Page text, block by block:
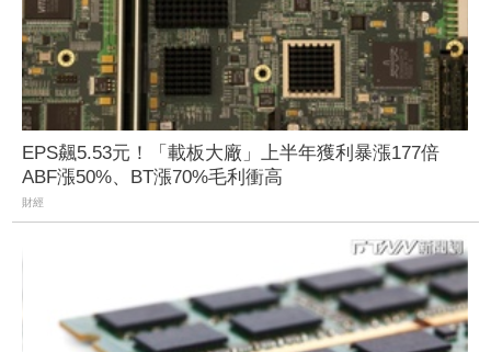
EPS飆5.53元！「載板大廠」上半年獲利暴漲177倍
ABF漲50%、BT漲70%毛利衝高
財經